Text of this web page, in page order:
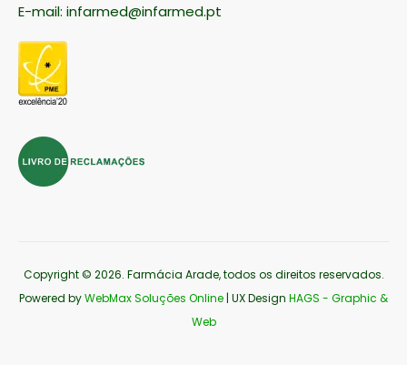
E-mail: infarmed@infarmed.pt
Copyright © 2026. Farmácia Arade, todos os direitos reservados.
Powered byWebMax Soluções Online | UX Design HAGS - Graphic &
Web